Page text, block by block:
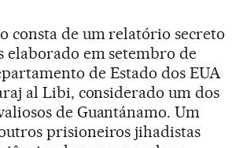
consta de um relatório secreto
elaborado em setembro de
de Estado dos EUA
al Libi, considerado um dos
de Guantánamo. Um
prisioneiros jihadistas